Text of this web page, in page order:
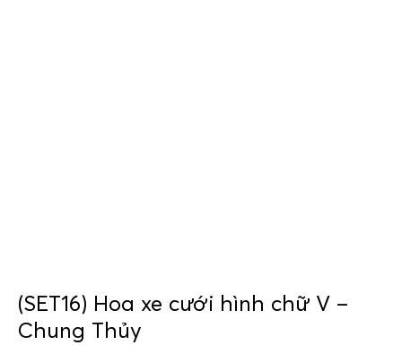
(SET16) Hoa xe cưới hình chữ V –
Chung Thủy